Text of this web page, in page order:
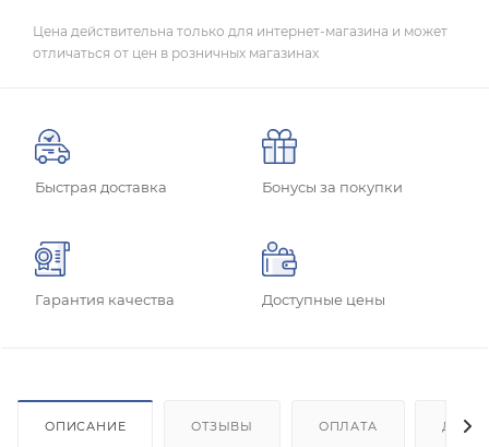
Цена действительна только для интернет-магазина и может
отличаться от цен в розничных магазинах
Быстрая доставка Бонусы за покупки
Гарантия качества Доступные цены
ОПИСАНИЕ ОТЗЫВЫ ОПЛАТА